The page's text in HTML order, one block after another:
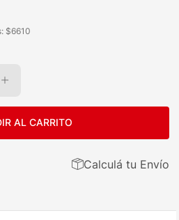
$6610
AL CARRITO
Calculá tu Envío